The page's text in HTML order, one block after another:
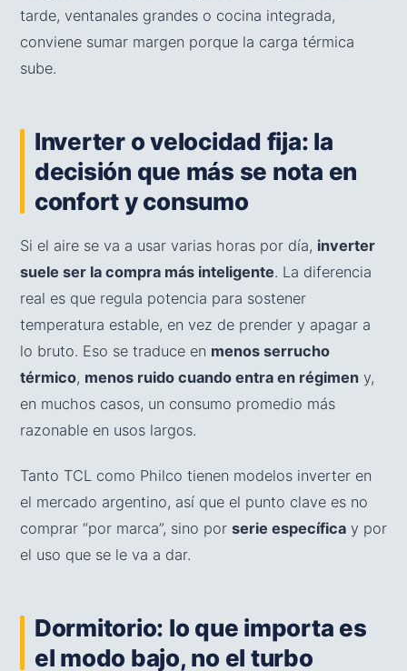
tarde, ventanales grandes o cocina integrada,
conviene sumar margen porque la carga térmica
sube.
Inverter o velocidad fija: la
decisión que más se nota en
confort y consumo
Si el aire se va a usar varias horas por día, inverter
suele ser la compra más inteligente. La diferencia
real es que regula potencia para sostener
temperatura estable, en vez de prender y apagar a
lo bruto. Eso se traduce en menos serrucho
térmico, menos ruido cuando entra en régimen y,
en muchos casos, un consumo promedio más
razonable en usos largos.
Tanto TCL como Philco tienen modelos inverter en
el mercado argentino, así que el punto clave es no
comprar “por marca”, sino por serie específica y por
el uso que se le va a dar.
Dormitorio: lo que importa es
el modo bajo, no el turbo